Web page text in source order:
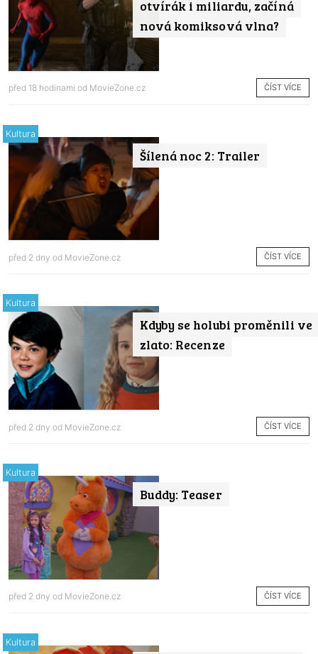
otvírák i miliardu, začíná
nová komiksová vlna?
před 18 hodinami od MovieZone.cz ČÍST VÍCE
Šílená noc 2: Trailer
Kultura
před 2 dny od MovieZone.cz ČÍST VÍCE
Kdyby se holubi proměnili ve
zlato: Recenze
Kultura
před 2 dny od MovieZone.cz ČÍST VÍCE
Buddy: Teaser
Kultura
před 2 dny od MovieZone.cz ČÍST VÍCE
Kultura